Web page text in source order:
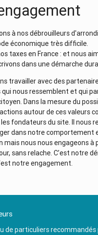
à nos débrouilleurs
économique très difficile.
taxes en France : et nous
dans une démarche
travailler avec des
nous ressemblent et qui
Dans la mesure du
autour de ces valeurs
fondateurs du site. Il nous
dans notre comportement
mais nous nous engageons à
sans relache. C’est notre
notre engagement.
de particuliers